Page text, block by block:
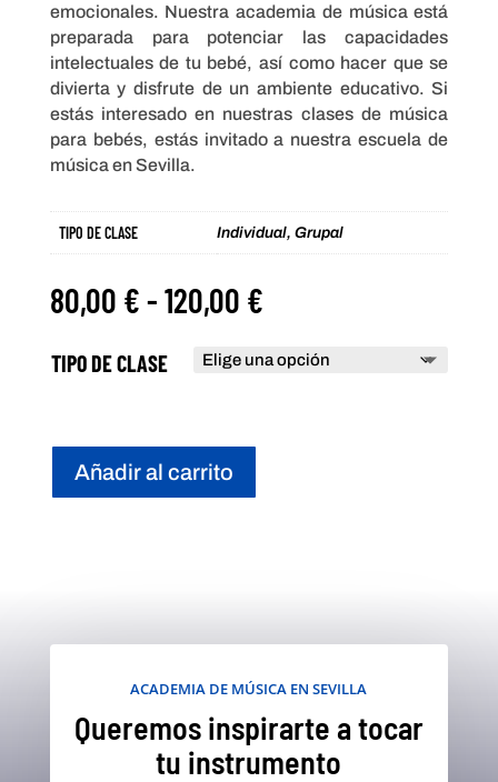
emocionales. Nuestra academia de música está
preparada para potenciar las capacidades
intelectuales de tu bebé, así como hacer que se
divierta y disfrute de un ambiente educativo. Si
estás interesado en nuestras clases de música
para bebés, estás invitado a nuestra escuela de
música en Sevilla.
TIPO DE CLASE Individual, Grupal
80,00 €-120,00 €Rango
precios:
desde
TIPO DE CLASE
Añadir al carrito
ACADEMIA DE MÚSICA EN SEVILLA
Queremos inspirarte a tocar
tu instrumento